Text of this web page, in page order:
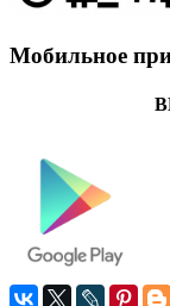
Мобильное